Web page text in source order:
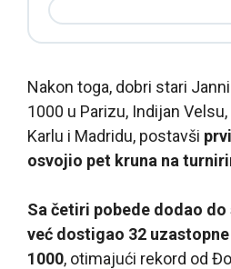
Nakon toga, dobri stari
1000 u Parizu, Indijan
Karlu i Madridu, postavši
osvojio pet kruna na
Sa četiri pobede dodao do
već dostigao 32
1000, otimajući rekord od